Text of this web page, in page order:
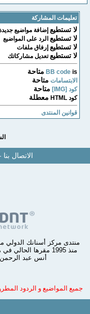
تعليمات المشاركة
لا تستطيعإضافة مواضيع جديدة
لا تستطيعالرد على المواضيع
لا تستطيعإرفاق ملفات
لا تستطيعتعديل مشاركاتك
BB codeis متاحة
الابتسامات متاحة
كود [IMG] متاحة
كود HTML معطلة
قوانين المنتدى
الاتصال بنا
منتدى مركز أسنانك الدولي
منذ 1995 مقرها
أنس عبد الرحمن
جميع المواضيع و الردود